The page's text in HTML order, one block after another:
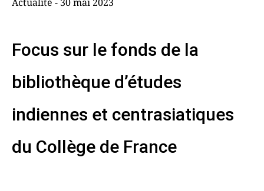
Focus sur le fonds de la
bibliothèque d’études
indiennes et centrasiatiques
du Collège de France